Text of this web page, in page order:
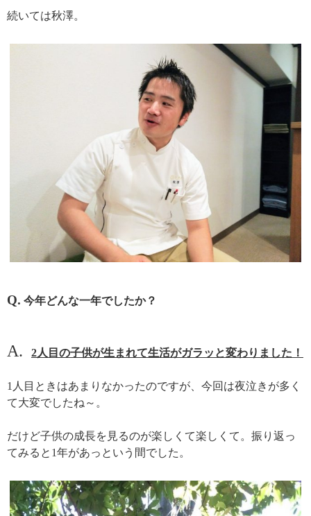
続いては秋澤。
Q. 今年どんな一年でしたか？
A. 2人目の子供が生まれて生活がガラッと変わりました！
1人目ときはあまりなかったのですが、今回は夜泣きが多く
て大変でしたね～。
だけど子供の成長を見るのが楽しくて楽しくて。振り返っ
てみると1年があっという間でした。